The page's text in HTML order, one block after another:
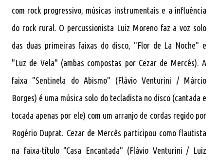
com rock progressivo, músicas instrumentais e a influência
do rock rural. O percussionista Luiz Moreno faz a voz solo
das duas primeiras faixas do disco, "Flor de La Noche" e
"Luz de Vela" (ambas compostas por Cezar de Mercês). A
faixa "Sentinela do Abismo" (Flávio Venturini / Márcio
Borges) é uma música solo do tecladista no disco (cantada e
tocada apenas por ele) com um arranjo de cordas regido por
Rogério Duprat. Cezar de Mercês participou como flautista
na faixa-título "Casa Encantada" (Flávio Venturini / Luiz